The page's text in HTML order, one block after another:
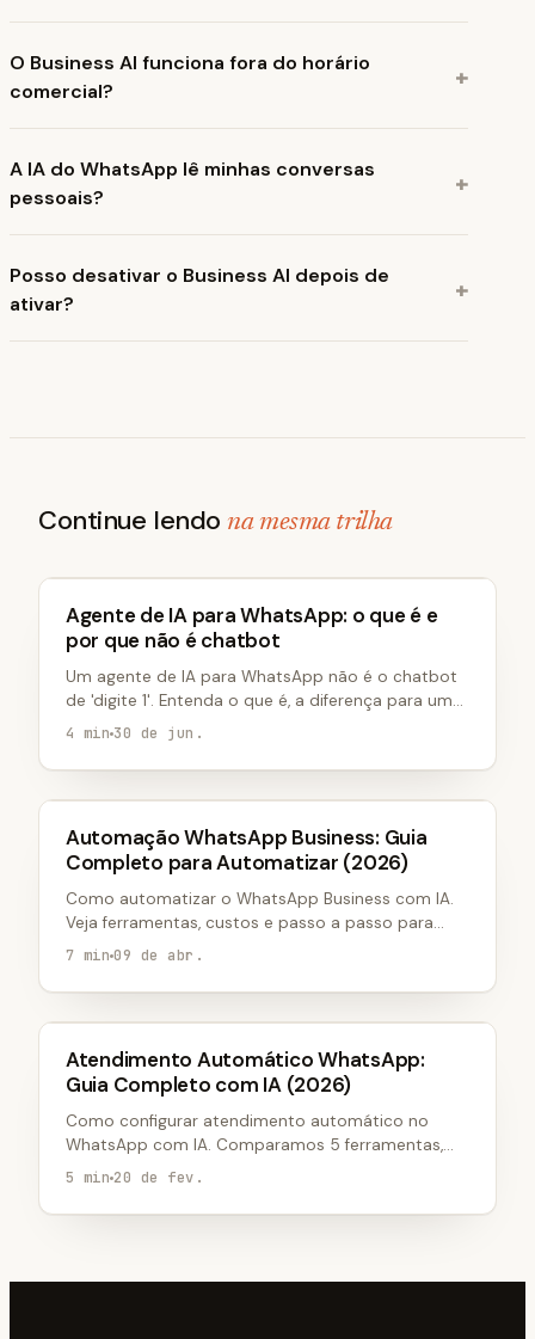
O Business AI funciona fora do horário
comercial?
+
A IA do WhatsApp lê minhas conversas
pessoais?
+
Posso desativar o Business AI depois de
ativar?
+
Continue lendona mesma trilha
WHATSAPP MARKETING
Agente de IA para WhatsApp: o que é e
por que não é chatbot
Um agente de IA para WhatsApp não é o chatbot
de 'digite 1'. Entenda o que é, a diferença para um
chatbot, quanto custa e como ele aumenta sua
4 min 30 de jun.
WHATSAPP MARKETING
Automação WhatsApp Business: Guia
Completo para Automatizar (2026)
Como automatizar o WhatsApp Business com IA.
Veja ferramentas, custos e passo a passo para
automação de mensagens e atendimento.
7 min09 de abr.
WHATSAPP MARKETING
Atendimento Automático WhatsApp:
Guia Completo com IA (2026)
Como configurar atendimento automático no
WhatsApp com IA. Comparamos 5 ferramentas,
custos reais e mostramos como automatizar em
5 min20 de fev.